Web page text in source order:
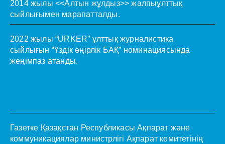
2014 жылы <<Алтын жұлдыз>> жалпыұлттық
сыйлығымен марапатталды.
2022 жылы “URKER” ұлттық журналистика
сыйлығын “Үздік өңірлік БАҚ” номинациясында
жеңімпаз атанды.
Газетке Қазақстан Республикасы Ақпарат және
коммуникациялар министрлігі Ақпарат комитетінің